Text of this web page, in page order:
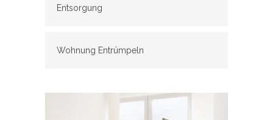
Entsorgung
Wohnung Entrümpeln